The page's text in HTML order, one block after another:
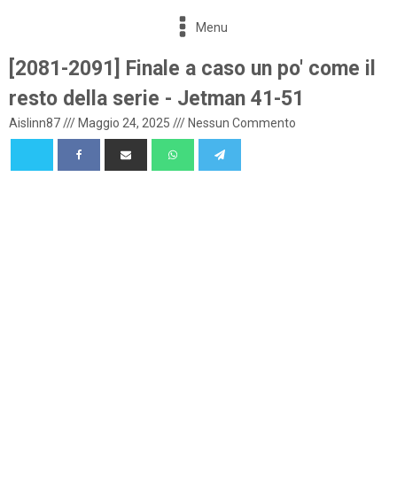
Menu
[2081-2091] Finale a caso un po' come il
resto della serie - Jetman 41-51
Aislinn87/// Maggio 24, 2025 /// Nessun Commento